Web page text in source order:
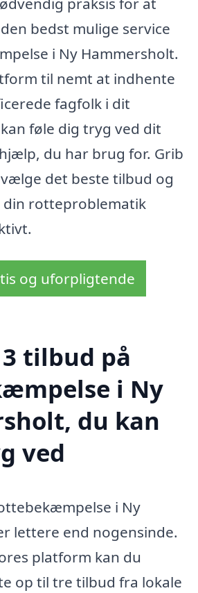
bedst mulige service
i Ny Hammersholt.
til nemt at indhente
fagfolk i dit
føle dig tryg ved dit
du har brug for. Grib
det beste tilbud og
rotteproblematik
og uforpligtende
tilbud på
i Ny
du kan
ved
i Ny
lettere end nogensinde.
platform kan du
op til tre tilbud fra lokale